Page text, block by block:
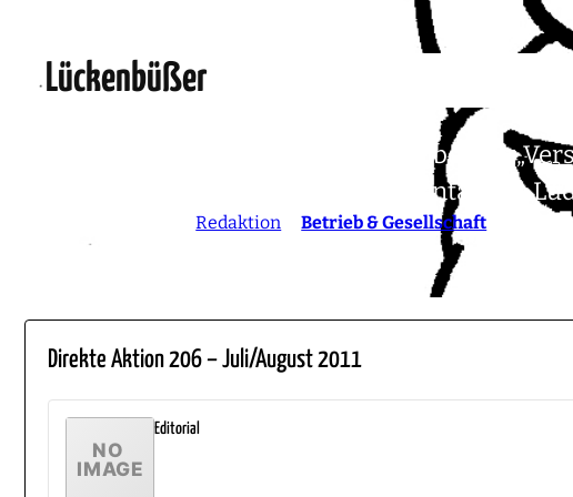
Lückenbüßer
Der „Rat der Wirtschaftsweisen“ über die
„Tragfähigkeitslücke“. Ein Kommentar von
vonRedaktion inBetrieb & Gesellschaft
Direkte Aktion 206 – Juli/August 2011
Editorial